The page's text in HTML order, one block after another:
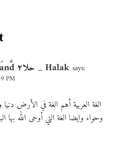
مُـهَـنَّـدٌ _ ٌMَohَanَّd حلا٢ _ Halak says:
PM
الغة العربية أهم الغة في الأرض دنيا
وحواء وايضا الغة التي أوحى الله بها